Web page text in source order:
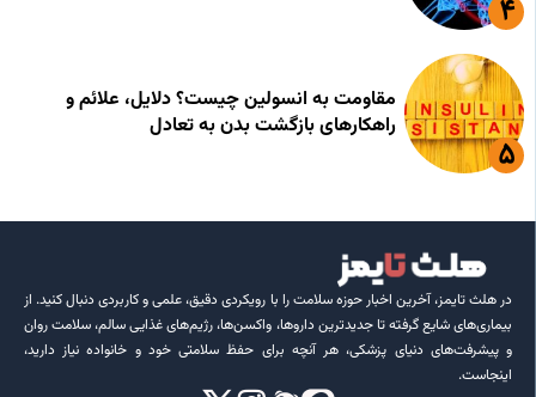
مقاومت به انسولین چیست؟ دلایل، علائم و
راهکارهای بازگشت بدن به تعادل
در هلث تایمز، آخرین اخبار حوزه سلامت را با رویکردی دقیق، علمی و کاربردی دنبال کنید. از
بیماری‌های شایع گرفته تا جدیدترین داروها، واکسن‌ها، رژیم‌های غذایی سالم، سلامت روان
و پیشرفت‌های دنیای پزشکی، هر آنچه برای حفظ سلامتی خود و خانواده نیاز دارید،
اینجاست.